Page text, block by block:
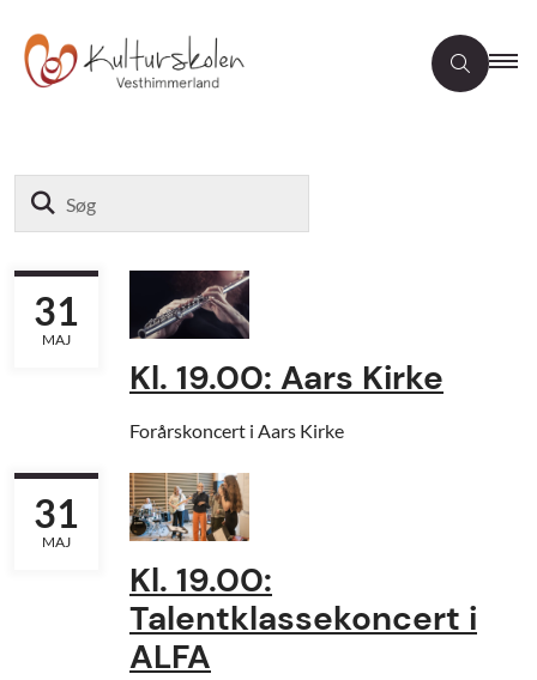
Kl. 19.00: Aars Kirke
31
MAJ
Forårskoncert i Aars Kirke
Kl. 19.00:
Talentklassekoncert i
ALFA
31
MAJ